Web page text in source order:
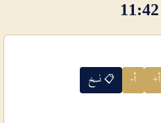
أ+ أ- 📋 نسخ